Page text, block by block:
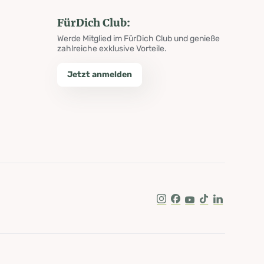
FürDich Club:
Werde Mitglied im FürDich Club und genieße
zahlreiche exklusive Vorteile.
Jetzt anmelden
Instagram
Facebook
Youtube
Tik TokLinkedIn